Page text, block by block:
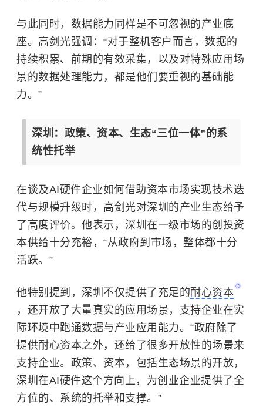
与此同时，数据能力同样是不可忽视的产业底
座。高剑光强调：“对于整机客户而言，数据的
持续积累、前期的有效采集，以及对特殊应用场
景的数据处理能力，都是他们要重视的基础能
力。”
深圳：政策、资本、生态“三位一体”的系
统性托举
在谈及AI硬件企业如何借助资本市场实现技术迭
代与规模升级时，高剑光对深圳的产业生态给予
了高度评价。他表示，深圳在一级市场的创投资
本供给十分充裕，“从政府到市场，整体都十分
活跃。”
他特别提到，深圳不仅提供了充足的耐心资本
，还开放了大量真实的应用场景，支持企业在实
际环境中跑通数据与产业应用能力。“政府除了
提供耐心资本之外，还给了很多开放性的场景来
支持企业。政策、资本，包括生态场景的开放，
深圳在AI硬件这个方向上，为创业企业提供了全
方位的、系统的托举和支撑。”